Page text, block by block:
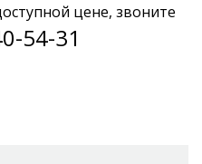
цене, звоните
54-31